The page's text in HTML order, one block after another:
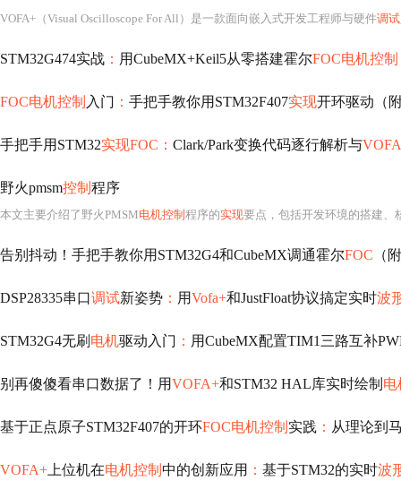
VOFA+（Visual Oscilloscope For All）是一款面向嵌入式开发工程师与硬件调试
STM32G474实战 ： 用CubeMX+Keil5从零搭建霍尔FOC电机控制
FOC电机控制 入门 ： 手把手教你用STM32F407实现开环驱动（
手把手用STM32实现FOC： Clark/Park变换代码逐行解析与
野火pmsm控制 程序
本文主要介绍了野火PMSM电机控制 程序的实现要点，包括开发环境的搭建、
告别抖动！手把手教你用STM32G4和CubeMX调通霍尔FOC （附
DSP28335串口调试新姿势 ： 用Vofa+和JustFloat协议搞定实时波
STM32G4无刷 电机驱动入门 ： 用CubeMX配置TIM1三路互补
别再傻傻看串口数据了！用VOFA+和STM32 HAL库实时绘制 电
基于正点原子STM32F407的开环FOC电机控制 实践 ： 从理论到
VOFA+ 上位机在电机控制 中的创新应用 ： 基于STM32的实时波